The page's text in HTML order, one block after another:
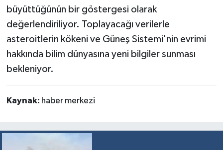
büyüttüğünün bir göstergesi olarak
değerlendiriliyor. Toplayacağı verilerle
asteroitlerin kökeni ve Güneş Sistemi'nin evrimi
hakkında bilim dünyasına yeni bilgiler sunması
bekleniyor.
Kaynak: haber merkezi
Yaşam
Yemek Tarifleri